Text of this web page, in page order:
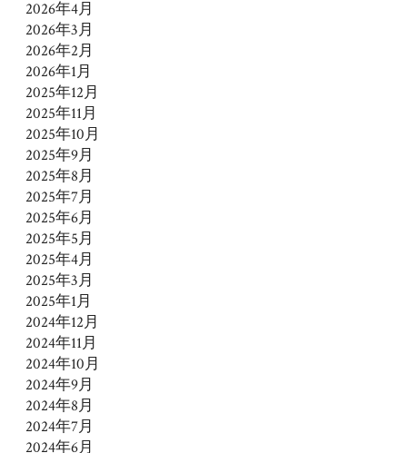
2026年4月
2026年3月
2026年2月
2026年1月
2025年12月
2025年11月
2025年10月
2025年9月
2025年8月
2025年7月
2025年6月
2025年5月
2025年4月
2025年3月
2025年1月
2024年12月
2024年11月
2024年10月
2024年9月
2024年8月
2024年7月
2024年6月